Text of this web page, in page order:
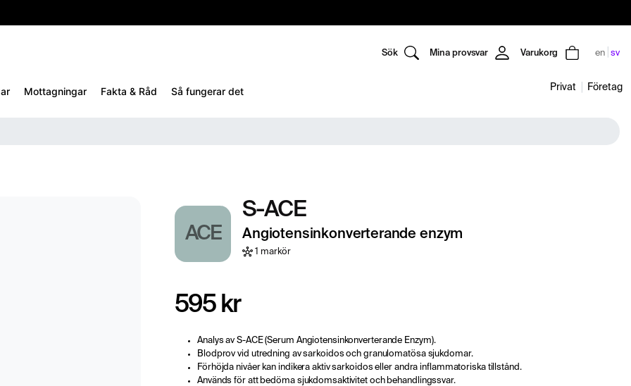
Sök Mina provsvar Varukorg en sv
Mottagningar Fakta & Råd Så fungerar det Privat Företag
ACE
S-ACE
Angiotensinkonverterande enzym
1 markör
595 kr
Analys av S-ACE (Serum Angiotensinkonverterande Enzym).
Blodprov vid utredning av sarkoidos och granulomatösa sjukdomar.
Förhöjda nivåer kan indikera aktiv sarkoidos eller andra inflammatoriska tillstånd.
Används för att bedöma sjukdomsaktivitet och behandlingssvar.